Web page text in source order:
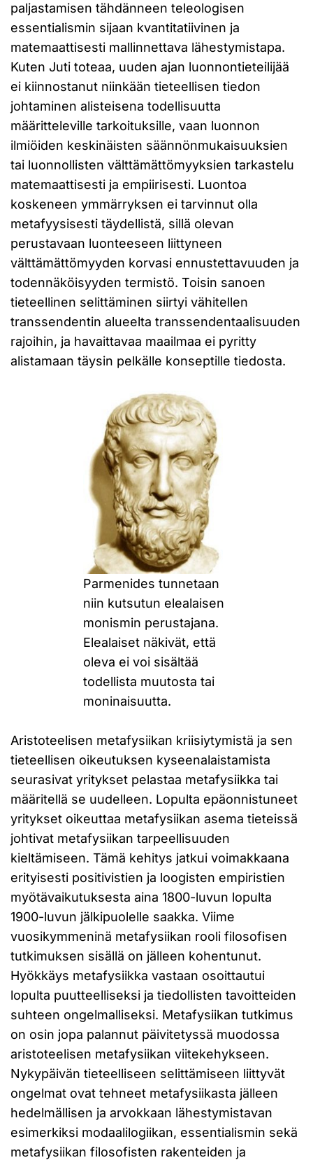
paljastamisen tähdänneen teleologisen
essentialismin sijaan kvantitatiivinen ja
matemaattisesti mallinnettava lähestymistapa.
Kuten Juti toteaa, uuden ajan luonnontieteilijää
ei kiinnostanut niinkään tieteellisen tiedon
johtaminen alisteisena todellisuutta
määritteleville tarkoituksille, vaan luonnon
ilmiöiden keskinäisten säännönmukaisuuksien
tai luonnollisten välttämättömyyksien tarkastelu
matemaattisesti ja empiirisesti. Luontoa
koskeneen ymmärryksen ei tarvinnut olla
metafyysisesti täydellistä, sillä olevan
perustavaan luonteeseen liittyneen
välttämättömyyden korvasi ennustettavuuden ja
todennäköisyyden termistö. Toisin sanoen
tieteellinen selittäminen siirtyi vähitellen
transsendentin alueelta transsendentaalisuuden
rajoihin, ja havaittavaa maailmaa ei pyritty
alistamaan täysin pelkälle konseptille tiedosta.
Parmenides tunnetaan
niin kutsutun elealaisen
monismin perustajana.
Elealaiset näkivät, että
oleva ei voi sisältää
todellista muutosta tai
moninaisuutta.
Aristoteelisen metafysiikan kriisiytymistä ja sen
tieteellisen oikeutuksen kyseenalaistamista
seurasivat yritykset pelastaa metafysiikka tai
määritellä se uudelleen. Lopulta epäonnistuneet
yritykset oikeuttaa metafysiikan asema tieteissä
johtivat metafysiikan tarpeellisuuden
kieltämiseen. Tämä kehitys jatkui voimakkaana
erityisesti positivistien ja loogisten empiristien
myötävaikutuksesta aina 1800-luvun lopulta
1900-luvun jälkipuolelle saakka. Viime
vuosikymmeninä metafysiikan rooli filosofisen
tutkimuksen sisällä on jälleen kohentunut.
Hyökkäys metafysiikka vastaan osoittautui
lopulta puutteelliseksi ja tiedollisten tavoitteiden
suhteen ongelmalliseksi. Metafysiikan tutkimus
on osin jopa palannut päivitetyssä muodossa
aristoteelisen metafysiikan viitekehykseen.
Nykypäivän tieteelliseen selittämiseen liittyvät
ongelmat ovat tehneet metafysiikasta jälleen
hedelmällisen ja arvokkaan lähestymistavan
esimerkiksi modaalilogiikan, essentialismin sekä
metafysiikan filosofisten rakenteiden ja